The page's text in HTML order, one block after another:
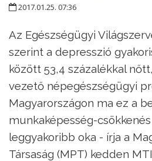
2017.01.25. 07:36
Az Egészségügyi
szerint a depresszió
között 53,4 százalékkal
vezető népegészségügyi
Magyarországon ma ez a
munkaképesség-
leggyakoribb oka - írja a
Társaság (MPT) kedden